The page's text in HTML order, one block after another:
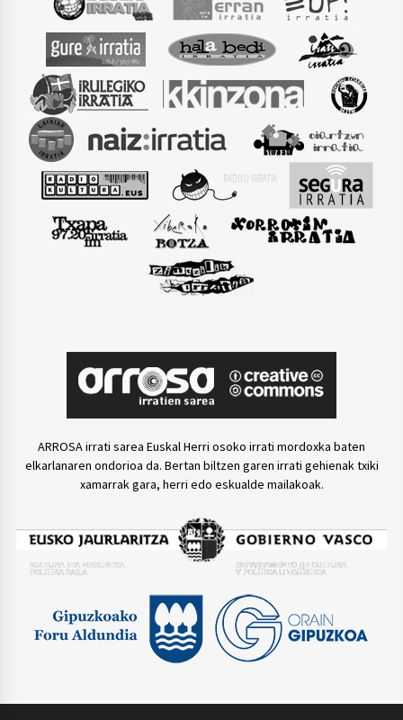
ARROSA irrati sarea Euskal Herri osoko irrati mordoxka baten
elkarlanaren ondorioa da. Bertan biltzen garen irrati gehienak txiki
xamarrak gara, herri edo eskualde mailakoak.